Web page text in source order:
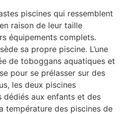
piscines qui ressemblent
raison de leur taille
équipements complets.
sa propre piscine. L’une
de toboggans aquatiques et
pour se prélasser sur des
les deux piscines
dédiés aux enfants et des
température des piscines de